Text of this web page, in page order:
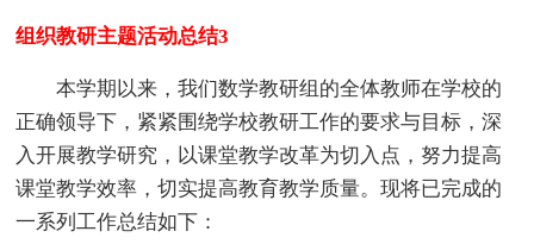
组织教研主题活动总结3
本学期以来，我们数学教研组的全体教师在学校的
正确领导下，紧紧围绕学校教研工作的要求与目标，深
入开展教学研究，以课堂教学改革为切入点，努力提高
课堂教学效率，切实提高教育教学质量。现将已完成的
一系列工作总结如下：